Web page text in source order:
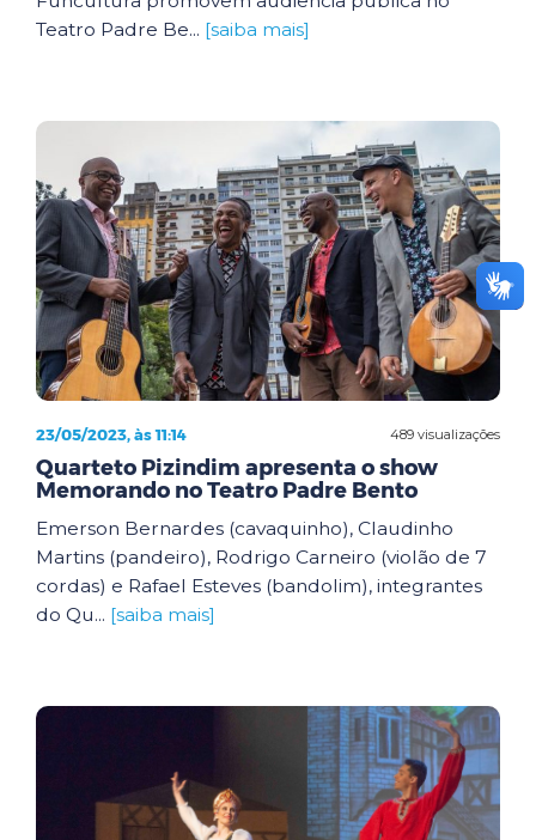
Teatro Padre Be... [saiba mais]
489 visualizações
23/05/2023, às 11:14
Quarteto Pizindim apresenta o show
Memorando no Teatro Padre Bento
Emerson Bernardes (cavaquinho), Claudinho
Martins (pandeiro), Rodrigo Carneiro (violão de 7
cordas) e Rafael Esteves (bandolim), integrantes
do Qu... [saiba mais]